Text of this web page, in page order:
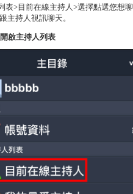
表>目前在線主持人>選擇點選您想
主持人視訊聊天。
啟主持人列表